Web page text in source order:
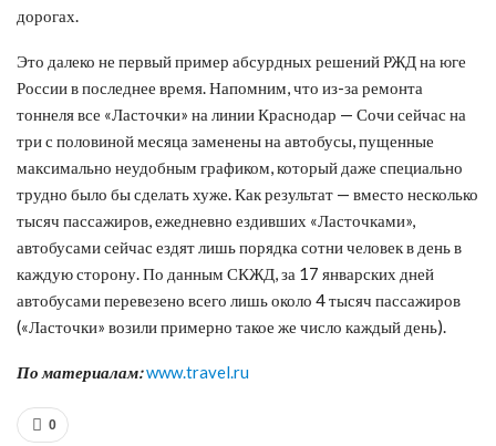
дорогах.
Это далеко не первый пример абсурдных решений РЖД на юге
России в последнее время. Напомним, что из-за ремонта
тоннеля все «Ласточки» на линии Краснодар — Сочи сейчас на
три с половиной месяца заменены на автобусы, пущенные
максимально неудобным графиком, который даже специально
трудно было бы сделать хуже. Как результат — вместо несколько
тысяч пассажиров, ежедневно ездивших «Ласточками»,
автобусами сейчас ездят лишь порядка сотни человек в день в
каждую сторону. По данным СКЖД, за 17 январских дней
автобусами перевезено всего лишь около 4 тысяч пассажиров
(«Ласточки» возили примерно такое же число каждый день).
По материалам:www.travel.ru
0